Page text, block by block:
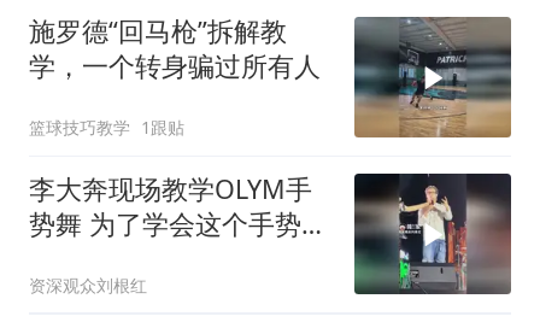
施罗德“回马枪”拆解教
学，一个转身骗过所有人
篮球技巧教学 1跟贴
李大奔现场教学OLYM手
势舞 为了学会这个手势舞
资深观众刘根红